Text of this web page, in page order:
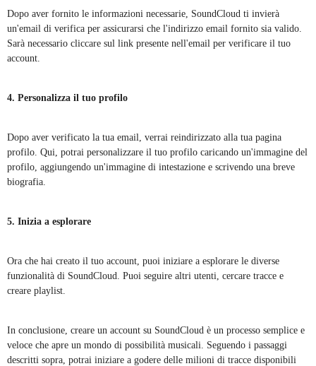
Dopo aver fornito le informazioni necessarie, SoundCloud ti invierà
un'email di verifica per assicurarsi che l'indirizzo email fornito sia valido.
Sarà necessario cliccare sul link presente nell'email per verificare il tuo
account.
4. Personalizza il tuo profilo
Dopo aver verificato la tua email, verrai reindirizzato alla tua pagina
profilo. Qui, potrai personalizzare il tuo profilo caricando un'immagine del
profilo, aggiungendo un'immagine di intestazione e scrivendo una breve
biografia.
5. Inizia a esplorare
Ora che hai creato il tuo account, puoi iniziare a esplorare le diverse
funzionalità di SoundCloud. Puoi seguire altri utenti, cercare tracce e
creare playlist.
In conclusione, creare un account su SoundCloud è un processo semplice e
veloce che apre un mondo di possibilità musicali. Seguendo i passaggi
descritti sopra, potrai iniziare a godere delle milioni di tracce disponibili